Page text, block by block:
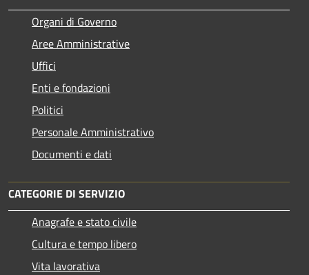
Organi di Governo
Aree Amministrative
Uffici
Enti e fondazioni
Politici
Personale Amministrativo
Documenti e dati
CATEGORIE DI SERVIZIO
Anagrafe e stato civile
Cultura e tempo libero
Vita lavorativa